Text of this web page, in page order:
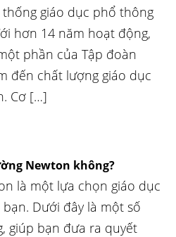
giáo dục phổ thông
hơn 14 năm hoạt động,
phần của Tập đoàn
đến chất lượng giáo dục
Cơ […]
Newton không?
là một lựa chọn giáo dục
Dưới đây là một số
giúp bạn đưa ra quyết